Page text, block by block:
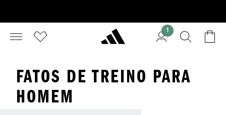
1
FATOS DE TREINO PARA
HOMEM